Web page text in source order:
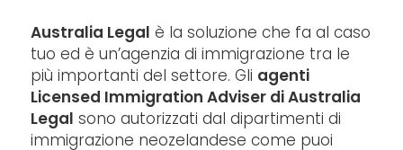
Australia Legal è la soluzione che fa al caso
tuo ed è un’agenzia di immigrazione tra le
più importanti del settore. Gli agenti
Licensed Immigration Adviser di Australia
Legal sono autorizzati dal dipartimenti di
immigrazione neozelandese come puoi